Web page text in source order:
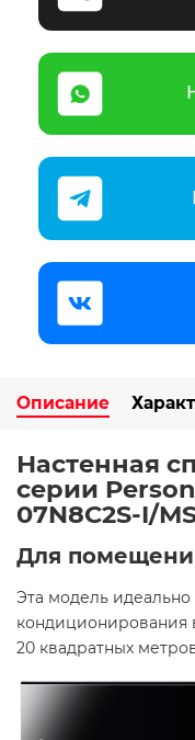
Описание
Настенная
серии
07N8C2S-I/
Для
Эта модель
кондиционирования
20 квадратных